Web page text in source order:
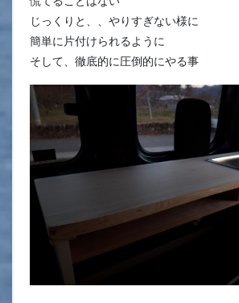
じっくりと、、やりすぎない様に
簡単に片付けられるように
そして、徹底的に圧倒的にやる事